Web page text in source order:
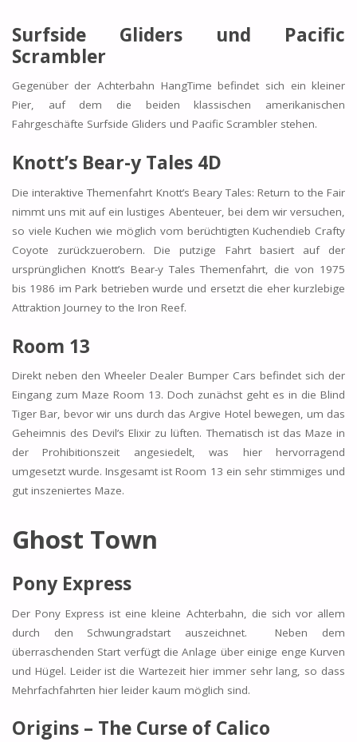
Surfside Gliders und Pacific
Scrambler
Gegenüber der Achterbahn HangTime befindet sich ein kleiner
Pier, auf dem die beiden klassischen amerikanischen
Fahrgeschäfte Surfside Gliders und Pacific Scrambler stehen.
Knott’s Bear-y Tales 4D
Die interaktive Themenfahrt Knott’s Beary Tales: Return to the Fair
nimmt uns mit auf ein lustiges Abenteuer, bei dem wir versuchen,
so viele Kuchen wie möglich vom berüchtigten Kuchendieb Crafty
Coyote zurückzuerobern. Die putzige Fahrt basiert auf der
ursprünglichen Knott’s Bear-y Tales Themenfahrt, die von 1975
bis 1986 im Park betrieben wurde und ersetzt die eher kurzlebige
Attraktion Journey to the Iron Reef.
Room 13
Direkt neben den Wheeler Dealer Bumper Cars befindet sich der
Eingang zum Maze Room 13. Doch zunächst geht es in die Blind
Tiger Bar, bevor wir uns durch das Argive Hotel bewegen, um das
Geheimnis des Devil’s Elixir zu lüften. Thematisch ist das Maze in
der Prohibitionszeit angesiedelt, was hier hervorragend
umgesetzt wurde. Insgesamt ist Room 13 ein sehr stimmiges und
gut inszeniertes Maze.
Ghost Town
Pony Express
Der Pony Express ist eine kleine Achterbahn, die sich vor allem
durch den Schwungradstart auszeichnet. Neben dem
überraschenden Start verfügt die Anlage über einige enge Kurven
und Hügel. Leider ist die Wartezeit hier immer sehr lang, so dass
Mehrfachfahrten hier leider kaum möglich sind.
Origins – The Curse of Calico